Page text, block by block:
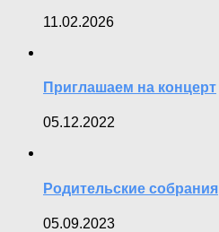
11.02.2026
Приглашаем на концерт
05.12.2022
Родительские собрания
05.09.2023